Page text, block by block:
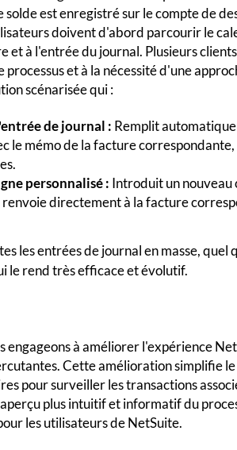
est enregistré sur le compte de
doivent d'abord parcourir le
et à l'entrée du journal. Plusieurs
et à la nécessité d'une
scénarisée qui :
de journal : Remplit
le mémo de la facture
personnalisé : Introduit un nouveau
directement à la facture
les entrées de journal en masse, quel
le rend très efficace et évolutif.
engageons à améliorer l'expérience
Cette amélioration simplifie
pour surveiller les transactions
plus intuitif et informatif du
les utilisateurs de NetSuite.